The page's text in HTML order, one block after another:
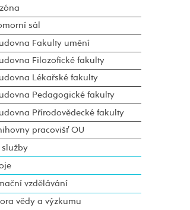
sál
Fakulty umění
Filozofické fakulty
Lékařské fakulty
Pedagogické fakulty
Přírodovědecké fakulty
pracovišť OU
služby
vzdělávání
vědy a výzkumu